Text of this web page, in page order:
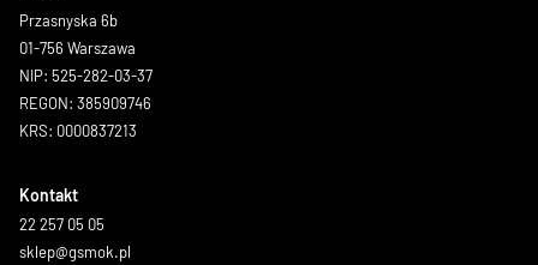
Przasnyska 6b
01-756 Warszawa
NIP: 525-282-03-37
REGON: 385909746
KRS: 0000837213
Kontakt
22 257 05 05
sklep@gsmok.pl